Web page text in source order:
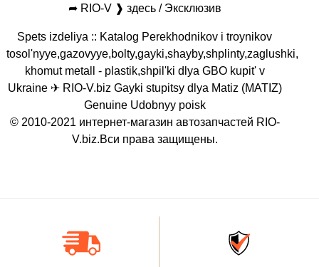
➦ RIO-V ❱ здесь / Эксклюзив
Spets izdeliya :: Katalog Perekhodnikov i troynikov
tosol'nyye,gazovyye,bolty,gayki,shayby,shplinty,zaglushki,
khomut metall - plastik,shpil'ki dlya GBO kupit' v
Ukraine ✈ RIO-V.biz Gayki stupitsy dlya Matiz (MATIZ)
Genuine Udobnyy poisk
© 2010-2021 интернет-магазин автозапчастей RIO-
V.biz.Вси права защищены.